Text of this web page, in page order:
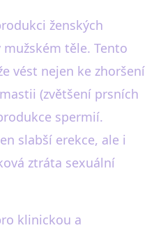
ženských
těle. Tento
vést nejen ke zhoršení
(zvětšení prsních
spermií.
slabší erekce, ale i
ztráta sexuální
klinickou a